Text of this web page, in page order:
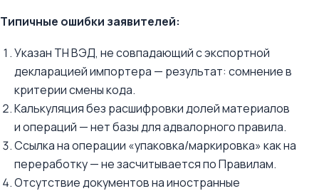
Типичные ошибки заявителей:
Указан ТН ВЭД, не совпадающий с экспортной
декларацией импортера — результат: сомнение в
критерии смены кода.
Калькуляция без расшифровки долей материалов
и операций — нет базы для адвалорного правила.
Ссылка на операции «упаковка/маркировка» как на
переработку — не засчитывается по Правилам.
Отсутствие документов на иностранные